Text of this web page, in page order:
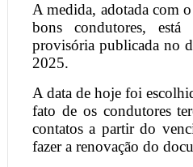
A medida, adotada com
bons condutores,
provisória publicada no
2025.
A data de hoje foi
fato de os condutores
contatos a partir do
fazer a renovação do